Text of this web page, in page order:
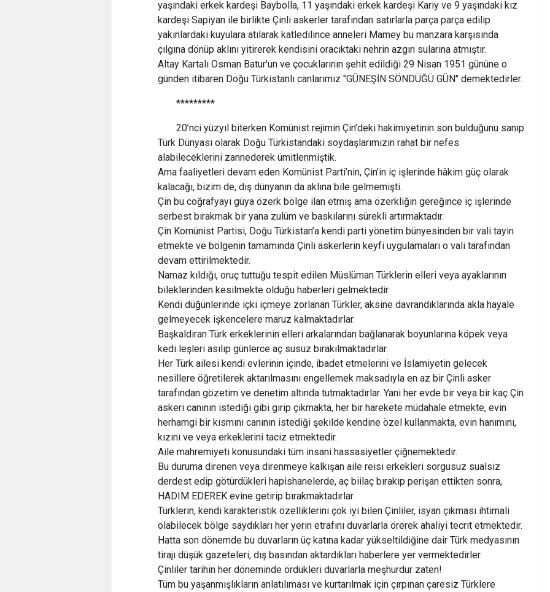
yaşındaki erkek kardeşi Baybolla, 11 yaşındaki erkek kardeşi Kariy ve 9 yaşındaki kız
kardeşi Sapiyan ile birlikte Çinli askerler tarafından satırlarla parça parça edilip
yakınlardaki kuyulara atılarak katledilince anneleri Mamey bu manzara karşısında
çılgına dönüp aklını yitirerek kendisini oracıktaki nehrin azgın sularına atmıştır.
Altay Kartalı Osman Batur'un ve çocuklarının şehit edildiği 29 Nisan 1951 gününe o
günden itibaren Doğu Türkistanlı canlarımız "GÜNEŞİN SÖNDÜĞÜ GÜN" demektedirler.
*********
20’nci yüzyıl biterken Komünist rejimin Çin’deki hakimiyetinin son bulduğunu sanıp
Türk Dünyası olarak Doğu Türkistandaki soydaşlarımızın rahat bir nefes
alabileceklerini zannederek ümitlenmiştik.
Ama faaliyetleri devam eden Komünist Parti’nin, Çin’in iç işlerinde hâkim güç olarak
kalacağı, bizim de, dış dünyanın da aklına bile gelmemişti.
Çin bu coğrafyayı güya özerk bölge ilan etmiş ama özerkliğin gereğince iç işlerinde
serbest bırakmak bir yana zulüm ve baskılarını sürekli artırmaktadır.
Çin Komünist Partisi, Doğu Türkistan’a kendi parti yönetim bünyesinden bir vali tayin
etmekte ve bölgenin tamamında Çinli askerlerin keyfi uygulamaları o vali tarafından
devam ettirilmektedir.
Namaz kıldığı, oruç tuttuğu tespit edilen Müslüman Türklerin elleri veya ayaklarının
bileklerinden kesilmekte olduğu haberleri gelmektedir.
Kendi düğünlerinde içki içmeye zorlanan Türkler, aksine davrandıklarında akla hayale
gelmeyecek işkencelere maruz kalmaktadırlar.
Başkaldıran Türk erkeklerinin elleri arkalarından bağlanarak boyunlarına köpek veya
kedi leşleri asılıp günlerce aç susuz bırakılmaktadırlar.
Her Türk ailesi kendi evlerinin içinde, ibadet etmelerini ve İslamiyetin gelecek
nesillere öğretilerek aktarılmasını engellemek maksadıyla en az bir Çinli asker
tarafından gözetim ve denetim altında tutmaktadırlar. Yani her evde bir veya bir kaç Çin
askeri canının istediği gibi girip çıkmakta, her bir harekete müdahale etmekte, evin
herhamgi bir kısmını canının istediği şekilde kendine özel kullanmakta, evin hanımını,
kızını ve veya erkeklerini taciz etmektedir.
Aile mahremiyeti konusundaki tüm insani hassasiyetler çiğnemektedir.
Bu duruma direnen veya direnmeye kalkışan aile reisi erkekleri sorgusuz sualsiz
derdest edip götürdükleri hapishanelerde, aç biilaç bırakıp perişan ettikten sonra,
HADIM EDEREK evine getirip bırakmaktadırlar.
Türklerin, kendi karakteristik özelliklerini çok iyi bilen Çinliler, isyan çıkması ihtimali
olabilecek bölge saydıkları her yerin etrafını duvarlarla örerek ahaliyi tecrit etmektedir.
Hatta son dönemde bu duvarların üç katına kadar yükseltildiğine dair Türk medyasının
tirajı düşük gazeteleri, dış basından aktardıkları haberlere yer vermektedirler.
Çinliler tarihin her döneminde ördükleri duvarlarla meşhurdur zaten!
Tüm bu yaşanmışlıkların anlatılıması ve kurtarılmak için çırpınan çaresiz Türklere